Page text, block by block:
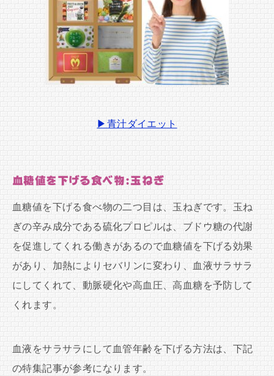
▶青汁ダイエット
血糖値を下げる食べ物:玉ねぎ
血糖値を下げる食べ物の二つ目は、玉ねぎです。玉ね
ぎの辛み成分である硫化プロピルは、ブドウ糖の代謝
を促進してくれる働きがあるので血糖値を下げる効果
があり、加熱によりセバリンに変わり、血液サラサラ
にしてくれて、動脈硬化や高血圧、高血糖を予防して
くれます。
血液をサラサラにして血管年齢を下げる方法は、下記
の特集記事が参考になります。